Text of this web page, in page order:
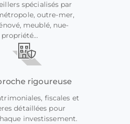
spécialisés par
outre-mer,
meublé, nue-
propriété…
rigoureuse
fiscales et
détaillées pour
investissement.